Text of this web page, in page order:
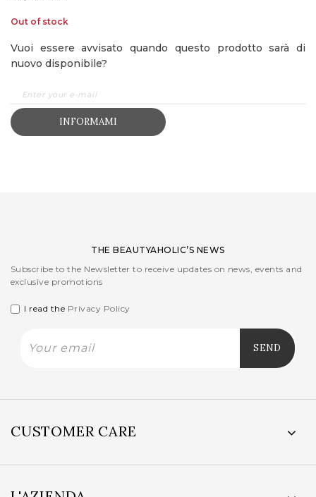
Out of stock
Vuoi essere avvisato quando questo prodotto sarà di
nuovo disponibile?
INFORMAMI
THE BEAUTYAHOLIC’S NEWS
Subscribe to the Newsletter to receive updates on news, events and
exclusive promotions
I read the Privacy Policy
CUSTOMER CARE